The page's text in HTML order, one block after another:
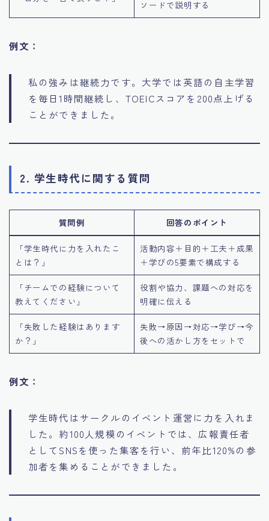
ソードで説明する
例文：
私の強みは継続力です。大学では英語の自主学習
を毎日1時間継続し、TOEICスコアを200点上げる
ことができました。
2. 学生時代に関する質問
質問例 回答のポイント
「学生時代に力を入れたこ
とは？」
活動内容＋目的＋工夫＋成果
＋学びの5要素で構成する
「チームでの経験について
教えてください」
役割や協力、課題への対応を
明確に伝える
「失敗した経験はあります
か？」
失敗→原因→対応→学び→今
後への活かし方をセットで
例文：
学生時代はサークルのイベント運営に力を入れま
した。約100人規模のイベントでは、広報責任者
としてSNSを使った集客を行い、前年比120%の参
加者を集めることができました。